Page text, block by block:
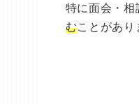
特に面会・
むことがあり